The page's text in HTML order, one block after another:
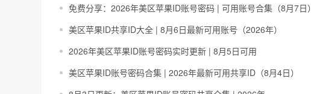
免费分享：2026年美区苹果ID账号密码 | 可用账号合集（8月7日）
美区苹果ID共享ID大全 | 8月6日最新可用账号（2026年）
2026年美区苹果ID账号密码实时更新 | 8月5日可用
美区苹果ID账号密码合集 | 2026年最新可用共享ID（8月4日）